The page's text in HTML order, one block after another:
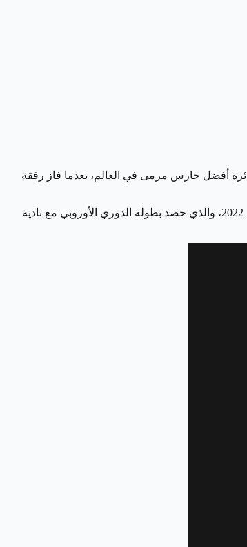
حفل توزيع الجوائز عن فوز إيمليانو مارتينيز حارس مرمى أستون فيلا الإنجليزي والمنتخب الأرجنتيني صاحب الـ 31 عاماً بجائزة أفضل حارس مرمى في العالم، بعدما فاز رفقة
وتفوق إيمليانو مارتنيز حارس مرمى أستون فيلا، على حارس مرمى المنتخب المغربي ياسين بونو الذي حل رابعاً رفقة منتخب بلادة في نهائيات كأس العالم 2022، والذي حصد بطولة الدوري الأوروبي مع نادية